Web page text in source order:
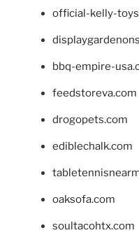
official-kelly-
bbq-empire-
feedstoreva.com
drogopets.com
ediblechalk.com
oaksofa.com
soultacohtx.com